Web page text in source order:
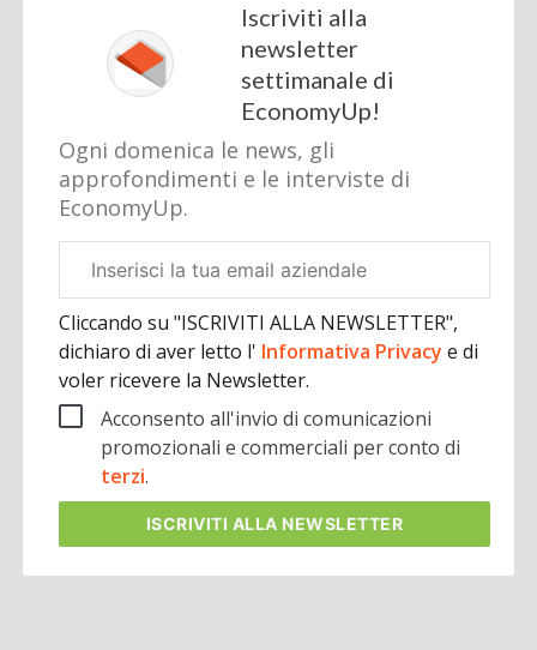
Iscriviti alla
newsletter
settimanale di
EconomyUp!
Ogni domenica le news, gli
approfondimenti e le interviste di
EconomyUp.
aziendale
Cliccando su "ISCRIVITI ALLA NEWSLETTER",
dichiaro di aver letto l' Informativa Privacye di
voler ricevere la Newsletter.
Acconsento all'invio di comunicazioni
promozionali e commerciali per conto di
terzi.
ISCRIVITI ALLA NEWSLETTER